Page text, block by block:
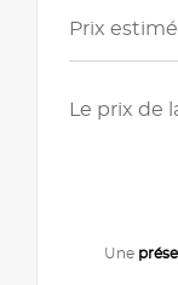
Prix
Le prix de
Une